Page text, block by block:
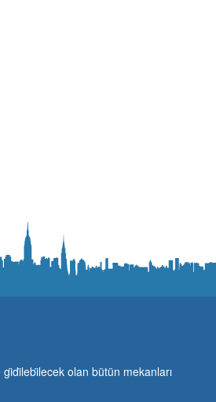
gi̇di̇lebi̇lecek olan bütün mekanları